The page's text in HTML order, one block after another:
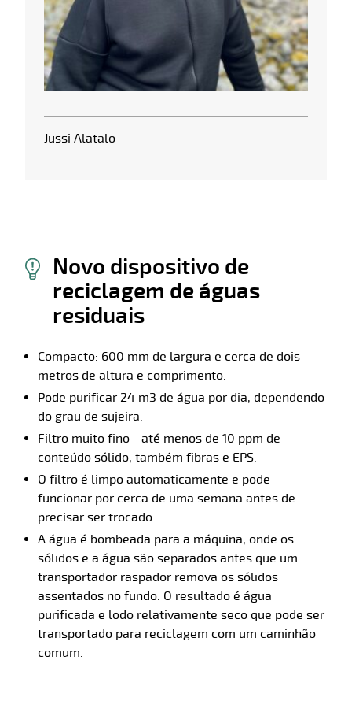
Jussi Alatalo
Novo dispositivo de
reciclagem de águas
residuais
Compacto: 600 mm de largura e cerca de dois
metros de altura e comprimento.
Pode purificar 24 m3 de água por dia, dependendo
do grau de sujeira.
Filtro muito fino - até menos de 10 ppm de
conteúdo sólido, também fibras e EPS.
O filtro é limpo automaticamente e pode
funcionar por cerca de uma semana antes de
precisar ser trocado.
A água é bombeada para a máquina, onde os
sólidos e a água são separados antes que um
transportador raspador remova os sólidos
assentados no fundo. O resultado é água
purificada e lodo relativamente seco que pode ser
transportado para reciclagem com um caminhão
comum.